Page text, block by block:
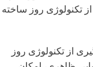
برداری از تکنولوژی روز ساخته
از تکنولوژی روز